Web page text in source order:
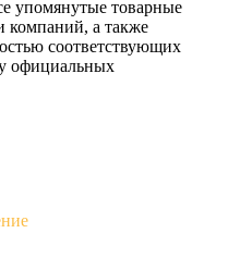
упомянутые товарные
компаний, а также
соответствующих
официальных